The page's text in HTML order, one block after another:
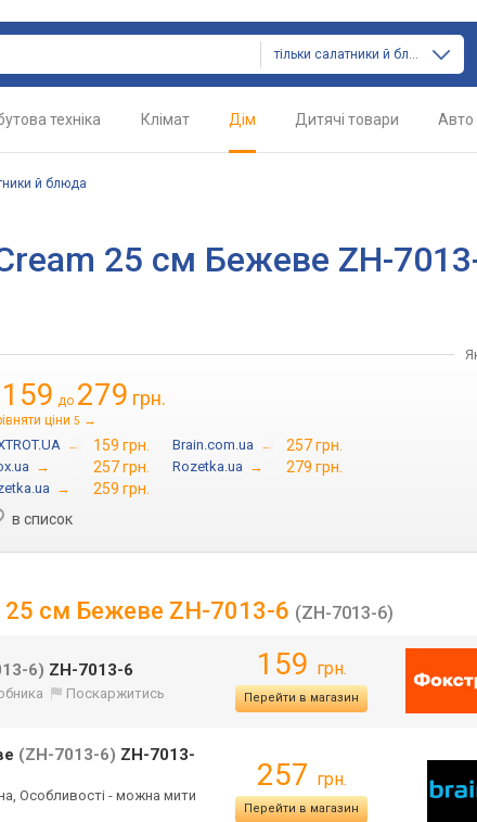
тільки салатники й блюда
техніка Клімат Дім Дитячі товари Авто
й блюда
25 см Бежеве ZH-
159 до 279 грн.
ціни 5 →
→ 159 грн. Brain.com.ua → 257 грн.
→ 257 грн. Rozetka.ua → 279 грн.
→
259 грн.
в список
25 см Бежеве ZH-7013-6 (ZH-7013-6)
6) ZH-7013-6
Поскаржитись
159 грн.
Перейти в магазин
(ZH-7013-6) ZH-7013-
Особливості - можна мити
257 грн.
Перейти в магазин